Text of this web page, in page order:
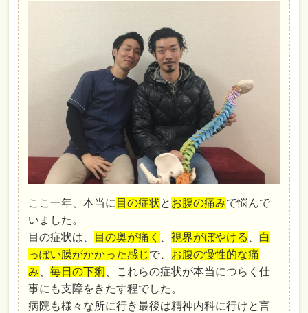
ここ一年、本当に 目の症状と お腹の痛みで悩んで
いました。
目の症状は、
目の奥が痛く 、視界がぼやける
白
っぽい膜がかかった感じで、 お腹の慢性的な痛
み 、毎日の下痢 、これらの症状が本当につらく仕
事にも支障をきたす程でした。
病院も様々な所に行き最後は精神内科に行けと言